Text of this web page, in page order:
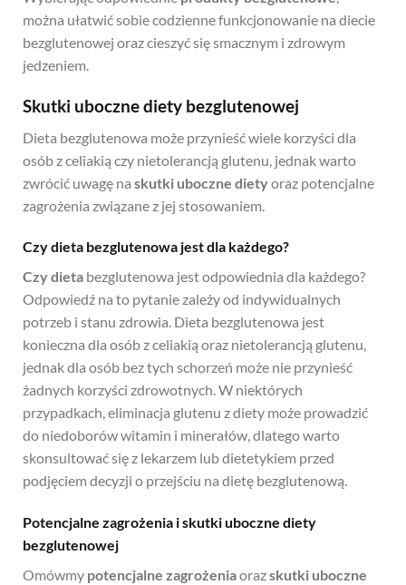
można ułatwić sobie codzienne funkcjonowanie na diecie
bezglutenowej oraz cieszyć się smacznym i zdrowym
jedzeniem.
Skutki uboczne diety bezglutenowej
Dieta bezglutenowa może przynieść wiele korzyści dla
osób z celiakią czy nietolerancją glutenu, jednak warto
zwrócić uwagę naskutki uboczne dietyoraz potencjalne
zagrożenia związane z jej stosowaniem.
Czy dieta bezglutenowa jest dla każdego?
Czy dieta bezglutenowa jest odpowiednia dla każdego?
Odpowiedź na to pytanie zależy od indywidualnych
potrzeb i stanu zdrowia. Dieta bezglutenowa jest
konieczna dla osób z celiakią oraz nietolerancją glutenu,
jednak dla osób bez tych schorzeń może nie przynieść
żadnych korzyści zdrowotnych. W niektórych
przypadkach, eliminacja glutenu z diety może prowadzić
do niedoborów witamin i minerałów, dlatego warto
skonsultować się z lekarzem lub dietetykiem przed
podjęciem decyzji o przejściu na dietę bezglutenową.
Potencjalne zagrożenia i skutki uboczne diety
bezglutenowej
Omówmy potencjalne zagrożeniaorazskutki uboczne